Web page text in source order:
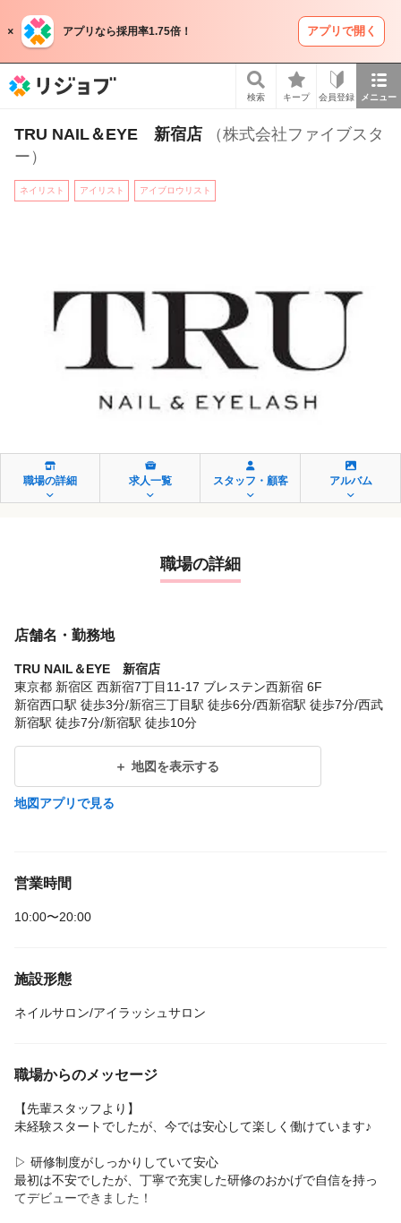
アプリなら採用率1.75倍！ アプリで開く
検索 キープ 会員登録 メニュー
TRU NAIL＆EYE 新宿店
（株式会社ファイブスタ
ー）
ネイリスト アイリスト アイブロウリスト
職場の詳細 求人一覧 スタッフ・顧客 アルバム
職場の詳細
店舗名・勤務地
TRU NAIL＆EYE 新宿店
東京都 新宿区 西新宿7丁目11-17 ブレステン西新宿 6F
新宿西口駅 徒歩3分/新宿三丁目駅 徒歩6分/西新宿駅 徒歩7分/西武
新宿駅 徒歩7分/新宿駅 徒歩10分
地図を表示する
地図アプリで見る
営業時間
10:00〜20:00
施設形態
ネイルサロン/アイラッシュサロン
職場からのメッセージ
【先輩スタッフより】
未経験スタートでしたが、今では安心して楽しく働けています♪
▷ 研修制度がしっかりしていて安心
最初は不安でしたが、丁寧で充実した研修のおかげで自信を持っ
てデビューできました！